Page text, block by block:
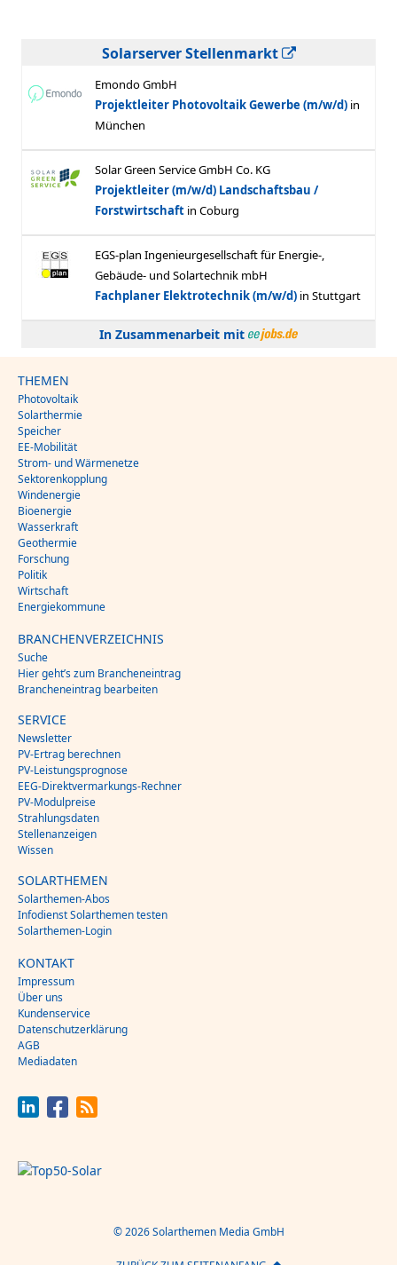
Solarserver Stellenmarkt
In Zusammenarbeit mit
THEMEN
Photovoltaik
Solarthermie
Speicher
EE-Mobilität
Strom- und Wärmenetze
Sektorenkopplung
Windenergie
Bioenergie
Wasserkraft
Geothermie
Forschung
Politik
Wirtschaft
Energiekommune
BRANCHENVERZEICHNIS
Suche
Hier geht’s zum Brancheneintrag
Brancheneintrag bearbeiten
SERVICE
Newsletter
PV-Ertrag berechnen
PV-Leistungsprognose
EEG-Direktvermarkungs-Rechner
PV-Modulpreise
Strahlungsdaten
Stellenanzeigen
Wissen
SOLARTHEMEN
Solarthemen-Abos
Infodienst Solarthemen testen
Solarthemen-Login
KONTAKT
Impressum
Über uns
Kundenservice
Datenschutzerklärung
AGB
Mediadaten
© 2026 Solarthemen Media GmbH